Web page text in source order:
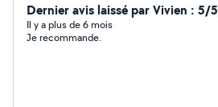
Terrassement _Demolition.
Dernier avis laissé par Vivien : 5/5
Il y a plus de 6 mois
Je recommande.